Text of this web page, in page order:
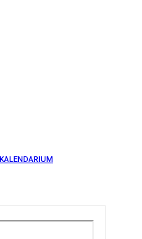
KALENDARIUM